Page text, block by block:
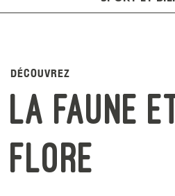
DÉCOUVREZ
la faune
flore